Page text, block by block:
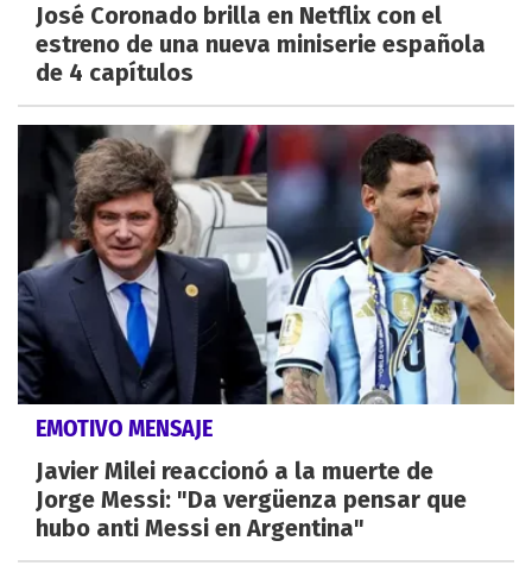
José Coronado brilla en Netflix con el
estreno de una nueva miniserie española
de 4 capítulos
EMOTIVO MENSAJE
Javier Milei reaccionó a la muerte de
Jorge Messi: "Da vergüenza pensar que
hubo anti Messi en Argentina"